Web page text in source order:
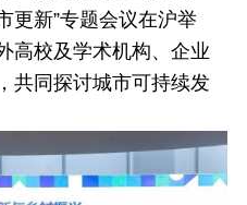
更新”专题会议在沪举
高校及学术机构、企业
共同探讨城市可持续发